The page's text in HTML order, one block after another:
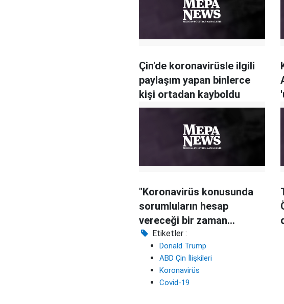
Çin'de koronavirüsle ilgili
paylaşım yapan binlerce
kişi ortadan kayboldu
"Koronavirüs konusunda
sorumluların hesap
vereceği bir zaman
gelecek"
Etiketler :
Donald Trump
ABD Çin İlişkileri
Koronavirüs
Covid-19